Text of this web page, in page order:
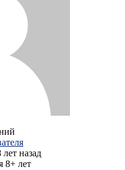
назад
8+ лет